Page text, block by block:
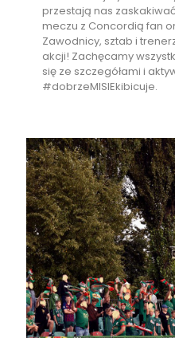
przestają nas
meczu z Concordią fan
Zawodnicy, sztab i
akcji! Zachęcamy
się ze szczegółami i
#dobrzeMISIEkibicuje.